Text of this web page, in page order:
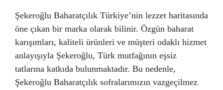
Şekeroğlu Baharatçılık Türkiye’nin lezzet haritasında
öne çıkan bir marka olarak bilinir. Özgün baharat
karışımları, kaliteli ürünleri ve müşteri odaklı hizmet
anlayışıyla Şekeroğlu, Türk mutfağının eşsiz
tatlarına katkıda bulunmaktadır. Bu nedenle,
Şekeroğlu Baharatçılık sofralarımızın vazgeçilmez